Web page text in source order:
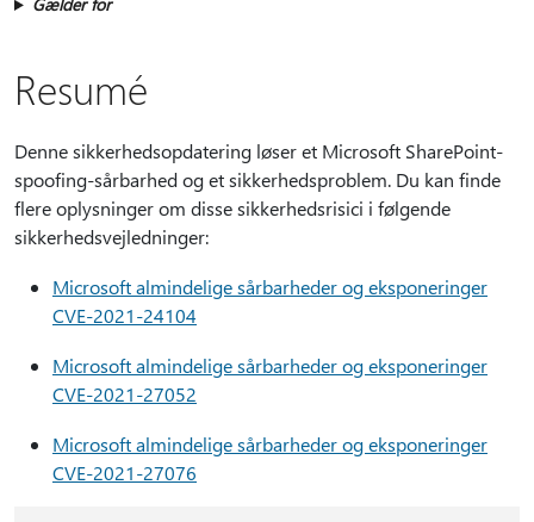
Resumé
Denne sikkerhedsopdatering løser et Microsoft SharePoint-
spoofing-sårbarhed og et sikkerhedsproblem. Du kan finde
flere oplysninger om disse sikkerhedsrisici i følgende
sikkerhedsvejledninger:
Microsoft almindelige sårbarheder og eksponeringer
CVE-2021-24104
Microsoft almindelige sårbarheder og eksponeringer
CVE-2021-27052
Microsoft almindelige sårbarheder og eksponeringer
CVE-2021-27076